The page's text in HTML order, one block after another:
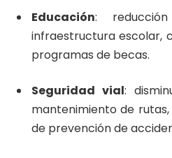
Educación:
infraestructura escolar,
programas de becas.
Seguridad vial:
mantenimiento de
de prevención de